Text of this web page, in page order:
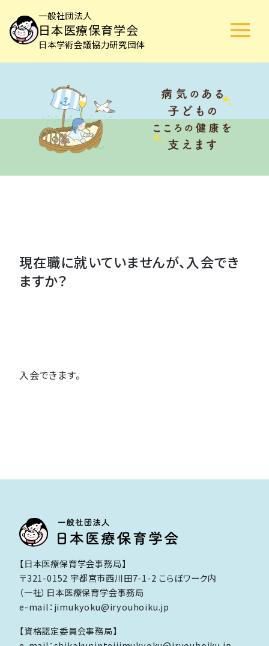
一般社団法人
日本医療保育学会
日本学術会議協力研究団体
現在職に就いていませんが、入会でき
ますか？
入会できます。
【日本医療保育学会事務局】
〒321-0152 宇都宮市西川田7-1-2 こらぼワーク内
（一社）日本医療保育学会事務局
e-mail：jimukyoku@iryouhoiku.jp
【資格認定委員会事務局】